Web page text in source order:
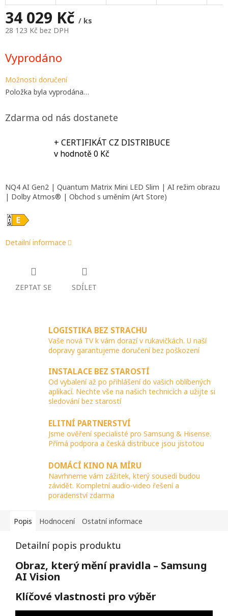
34 029 Kč / ks
28 123 Kč bez DPH
cena:
Vyprodáno
Možnosti doručení
Položka byla vyprodána…
Zdarma od nás dostanete
+ CERTIFIKÁT CZ DISTRIBUCE
v hodnotě 0 Kč
NQ4 AI Gen2 | Quantum Matrix Mini LED Slim | AI režim obrazu
| Dolby Atmos® | Obchod s uměním (Art Store)
Detailní informace
ZEPTAT SE SDÍLET
LOGISTIKA BEZ STRACHU
Vaše nová TV k vám dorazí v rukavičkách. U naší
dopravy garantujeme doručení bez poškození
INSTALACE BEZ STAROSTÍ
Od vybalení až po přihlášení do vašich oblíbených
aplikací. Nechte vše na našich technicích a užijte si
sledování bez starostí
ELITNÍ PARTNERSTVÍ
Jsme ověření specialisté pro Samsung & Hisense.
Přímá podpora a česká distribuce jsou jistotou
DOMÁCÍ KINO NA MÍRU
Navrhneme vám zážitek, který sousedi budou
závidět. Kompletní audio-video řešení a
poradenství zdarma
Popis Hodnocení Ostatní informace
Detailní popis produktu
Obraz, který mění pravidla – Samsung
AI Vision
Klíčové vlastnosti pro výběr